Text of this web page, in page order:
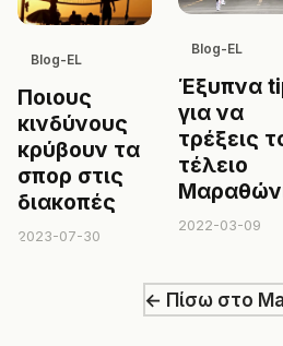
Blog-EL
Ποιους
κινδύνους
κρύβουν τα
σπορ στις
διακοπές
2023-07-30
Blog-EL
Έξυπνα
για να
τρέξεις
τέλειο
2022-03-09
← Πίσω στο